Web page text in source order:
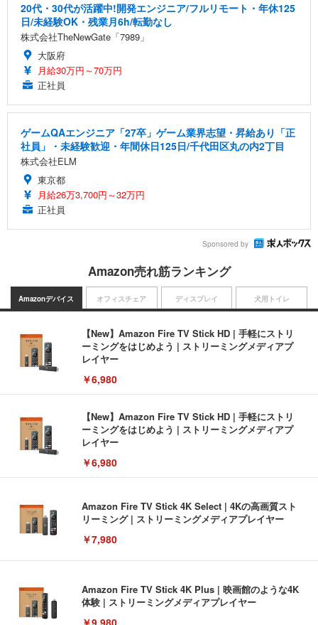
20代・30代が活躍中!開発エンジニア/フルリモート・年休125
日/未経験OK・残業月6h/転勤なし
株式会社TheNewGate「7989」
大阪府
月給30万円～70万円
正社員
ゲームQAエンジニア「27卒」ゲーム業界志望・昇給あり「正
社員」・未経験歓迎・年間休日125日/千代田区丸の内2丁目
株式会社ELM
東京都
月給26万3,700円～32万円
正社員
Sponsored by
Amazon売れ筋ランキング
Amazonデバイス
【New】Amazon Fire TV Stick HD | 手軽にストリ
ーミングをはじめよう | ストリーミングメディアプ
レイヤー
￥6,980
【New】Amazon Fire TV Stick HD | 手軽にストリ
ーミングをはじめよう | ストリーミングメディアプ
レイヤー
￥6,980
Amazon Fire TV Stick 4K Select | 4Kの高画質スト
リーミング | ストリーミングメディアプレイヤー
￥7,980
Amazon Fire TV Stick 4K Plus | 映画館のような4K
体験 | ストリーミングメディアプレイヤー
￥9,980
オフィスチェア ディスプレイ 犬用トイレ